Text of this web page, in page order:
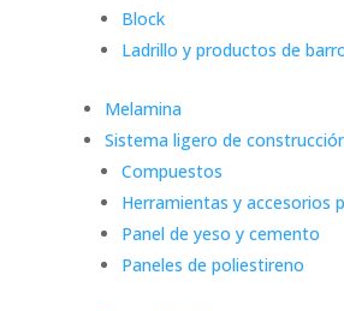
Block
Ladrillo y productos de
Melamina
Sistema ligero de
Compuestos
Herramientas y accesorios
Panel de yeso y cemento
Paneles de poliestireno